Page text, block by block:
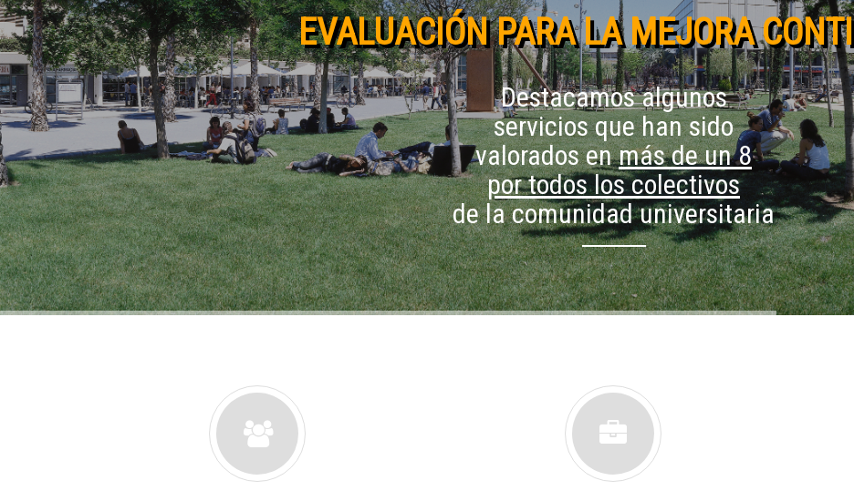
EVALUACIÓN PARA LA MEJORA
Destacamos algunos
servicios que han sido
valorados enmás de un 8
por todos los colectivos
de la comunidad universitaria